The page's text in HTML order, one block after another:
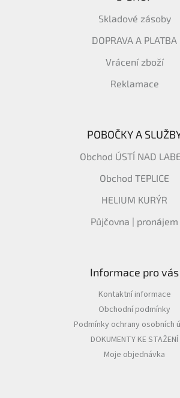
Skladové zásoby
DOPRAVA A PLATBA
Vrácení zboží
Reklamace
POBOČKY A
Obchod ÚSTÍ NAD
Obchod TEPLICE
HELIUM KURÝR
Půjčovna | pronájem
Informace pro vás
Kontaktní informace
Obchodní podmínky
Podmínky ochrany osobních
DOKUMENTY KE STAŽENÍ
Moje objednávka